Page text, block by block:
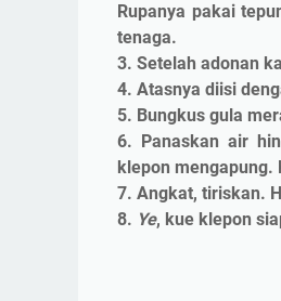
Rupanya pakai
tenaga.
3. Setelah adonan
4. Atasnya diisi
5. Bungkus gula
6. Panaskan air
klepon
7. Angkat, tiriskan.
8. Ye, kue klepon